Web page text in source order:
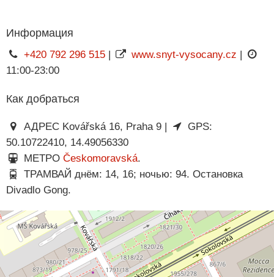
Информация
+420 792 296 515| www.snyt-vysocany.cz
11:00-23:00
Как добраться
АДРЕС Kovářská 16, Praha 9 |
GPS:
50.10722410, 14.49056330
МЕТРО Českomoravská.
ТРАМВАЙ днём: 14, 16; ночью: 94. Остановка
Divadlo Gong.